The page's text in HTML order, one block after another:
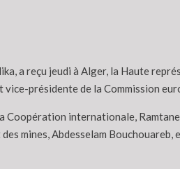
a reçu jeudi à Alger, la Haute
présidente de la Commission
Coopération internationale,
mines, Abdesselam